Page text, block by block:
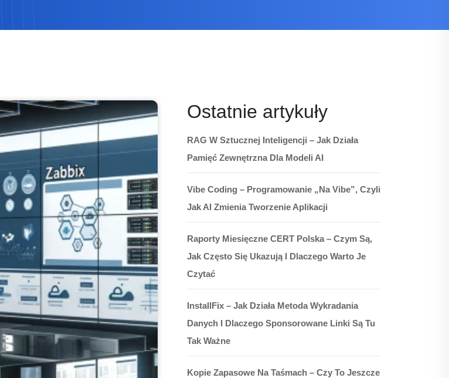
Ostatnie artykuły
RAG W Sztucznej Inteligencji – Jak Działa
Pamięć Zewnętrzna Dla Modeli AI
Vibe Coding – Programowanie „na Vibe”, Czyli
Jak AI Zmienia Tworzenie Aplikacji
Raporty Miesięczne CERT Polska – Czym Są,
Jak Często Się Ukazują I Dlaczego Warto Je
Czytać
InstallFix – Jak Działa Metoda Wykradania
Danych I Dlaczego Sponsorowane Linki Są Tu
Tak Ważne
Kopie Zapasowe Na Taśmach – Czy To Jeszcze